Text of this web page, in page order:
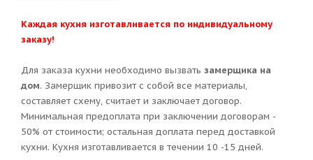
Каждая кухня изготавливается по индивидуальному
заказу!
Для заказа кухни необходимо вызвать замерщика на
дом. Замерщик привозит с собой все материалы,
составляет схему, считает и заключает договор.
Минимальная предоплата при заключении договорам -
50% от стоимости; остальная доплата перед доставкой
кухни. Кухня изготавливается в течении 10 -15 дней.